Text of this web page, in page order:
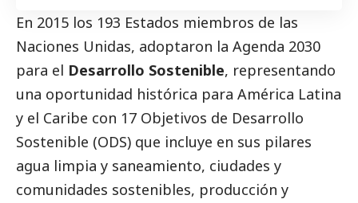
En 2015 los 193 Estados miembros de las
Naciones Unidas, adoptaron la Agenda 2030
para el Desarrollo Sostenible, representando
una oportunidad histórica para América Latina
y el Caribe con 17 Objetivos de Desarrollo
Sostenible (ODS) que incluye en sus pilares
agua limpia y saneamiento, ciudades y
comunidades sostenibles, producción y